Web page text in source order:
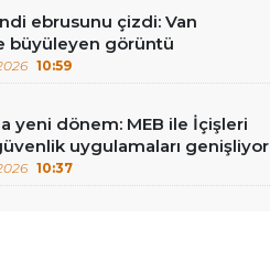
ebrusunu çizdi: Van
büyüleyen görüntü
10:59
yeni dönem: MEB ile İçişleri
uygulamaları genişliyor
10:37